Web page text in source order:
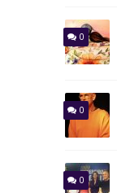
0
0
0